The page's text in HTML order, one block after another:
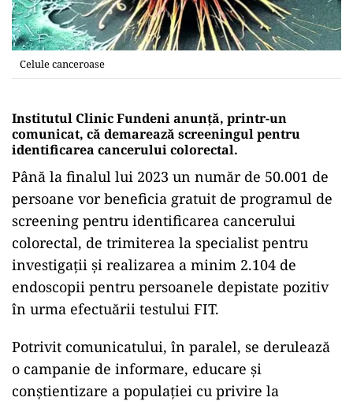
Celule canceroase
Institutul Clinic Fundeni anunță, printr-un
comunicat, că demarează screeningul pentru
identificarea cancerului colorectal.
Până la finalul lui 2023 un număr de 50.001 de
persoane vor beneficia gratuit de programul de
screening pentru identificarea cancerului
colorectal, de trimiterea la specialist pentru
investigaţii şi realizarea a minim 2.104 de
endoscopii pentru persoanele depistate pozitiv
în urma efectuării testului FIT.
Potrivit comunicatului, în paralel, se derulează
o campanie de informare, educare şi
conştientizare a populaţiei cu privire la